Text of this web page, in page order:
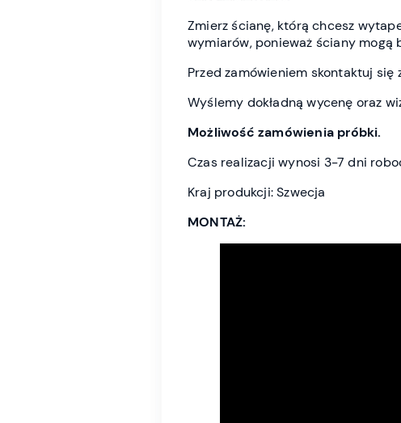
Zmierz ścianę, którą chcesz
wymiarów, ponieważ ściany mogą
Przed zamówieniem skontaktuj
Wyślemy dokładną wycenę oraz
Możliwość zamówienia próbki.
Czas realizacji wynosi 3-7 dni
Kraj produkcji: Szwecja
MONTAŻ: